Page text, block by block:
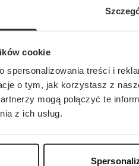
cookie
spersonalizowania treści i
o tym, jak korzystasz z
mogą połączyć te
z ich usług.